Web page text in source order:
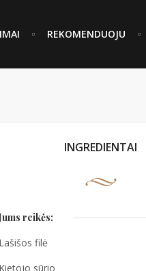
REKOMENDUOJU
INGREDIENTAI
reikės:
Lašišos filė
Kietojo sūrio